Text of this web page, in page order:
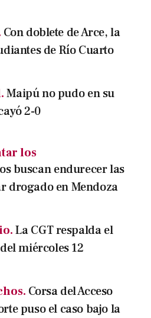
Con doblete de Arce, la
de Río Cuarto
Maipú no pudo en su
2-0
los
buscan endurecer las
drogado en Mendoza
La CGT respalda el
miércoles 12
Corsa del Acceso
puso el caso bajo la